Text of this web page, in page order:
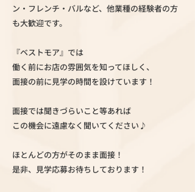
ン・フレンチ・バルなど、他業種の経験者の方
も大歓迎です。
『ベストモア』では
働く前にお店の雰囲気を知ってほしく、
面接の前に見学の時間を設けています！
面接では聞きづらいこと等あれば
この機会に遠慮なく聞いてください♪
ほとんどの方がそのまま面接！
是非、見学応募お待ちしております！